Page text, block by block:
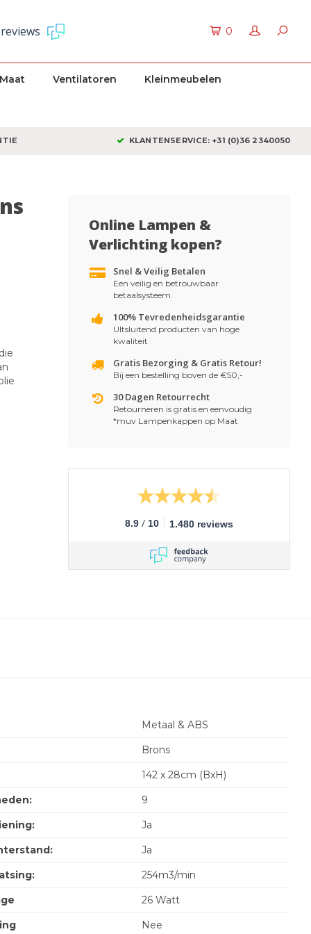
0
Ventilatoren Kleinmeubelen
KLANTENSERVICE: +31 (0)36 2340050
Online Lampen &
Verlichting kopen?
Snel & Veilig Betalen
Een veilig en betrouwbaar
betaalsysteem.
100% Tevredenheidsgarantie
UItsluitend producten van hoge
kwaliteit
Gratis Bezorging & Gratis Retour!
Bij een bestelling boven de €50,-
30 Dagen Retourrecht
Retourneren is gratis en eenvoudig
*muv Lampenkappen op Maat
8.9 / 10 1.480 reviews
Metaal & ABS
Brons
142 x 28cm (BxH)
9
Ja
Ja
254m3/min
26 Watt
Nee